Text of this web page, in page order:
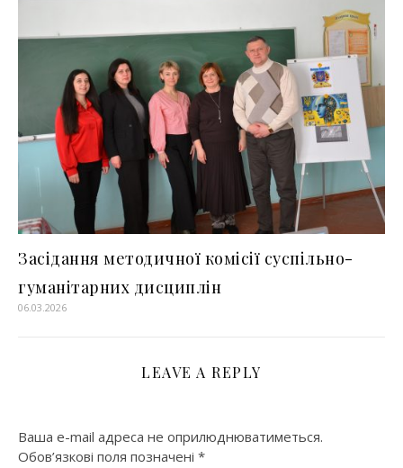
Засідання методичної комісії суспільно-
гуманітарних дисциплін
06.03.2026
LEAVE A REPLY
Ваша e-mail адреса не оприлюднюватиметься.
Обов’язкові поля позначені *